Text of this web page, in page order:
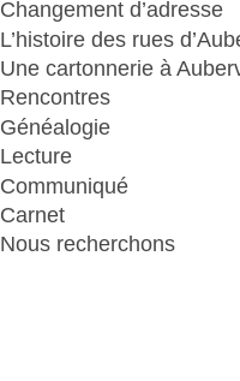
Changement d’adresse
L’histoire des rues
Une cartonnerie à
Rencontres
Généalogie
Lecture
Communiqué
Carnet
Nous recherchons